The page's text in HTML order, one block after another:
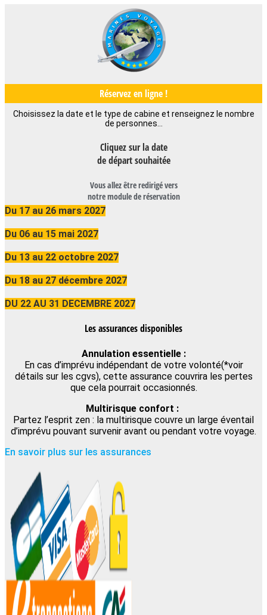
Réservez en ligne !
Choisissez la date et le type de cabine et renseignez le nombre
de personnes…
Cliquez sur la date
de départ souhaitée
Vous allez être redirigé vers
notre module de réservation
Du 17 au 26 mars 2027
Du 06 au 15 mai 2027
Du 13 au 22 octobre 2027
Du 18 au 27 décembre 2027
DU 22 AU 31 DECEMBRE 2027
Les assurances disponibles
Annulation essentielle :
En cas d’imprévu indépendant de votre volonté(*voir
détails sur les cgvs), cette assurance couvrira les pertes
que cela pourrait occasionnés.
Multirisque confort :
Partez l’esprit zen : la multirisque couvre un large éventail
d’imprévu pouvant survenir avant ou pendant votre voyage.
En savoir plus sur les assurances